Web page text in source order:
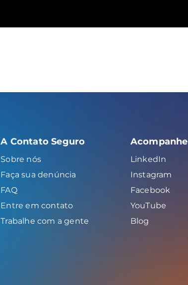
A Contato Seguro
Sobre nós
Faça sua denúncia
FAQ
Entre em contato
Trabalhe com a gente
LinkedIn
Instagram
Facebook
YouTube
Blog